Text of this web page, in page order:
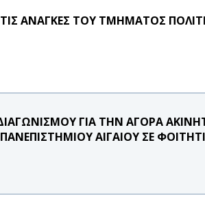
ΑΝΑΓΚΕΣ ΤΟΥ ΤΜΗΜΑΤΟΣ
ΓΙΑ ΤΗΝ ΑΓΟΡΑ
ΑΙΓΑΙΟΥ ΣΕ